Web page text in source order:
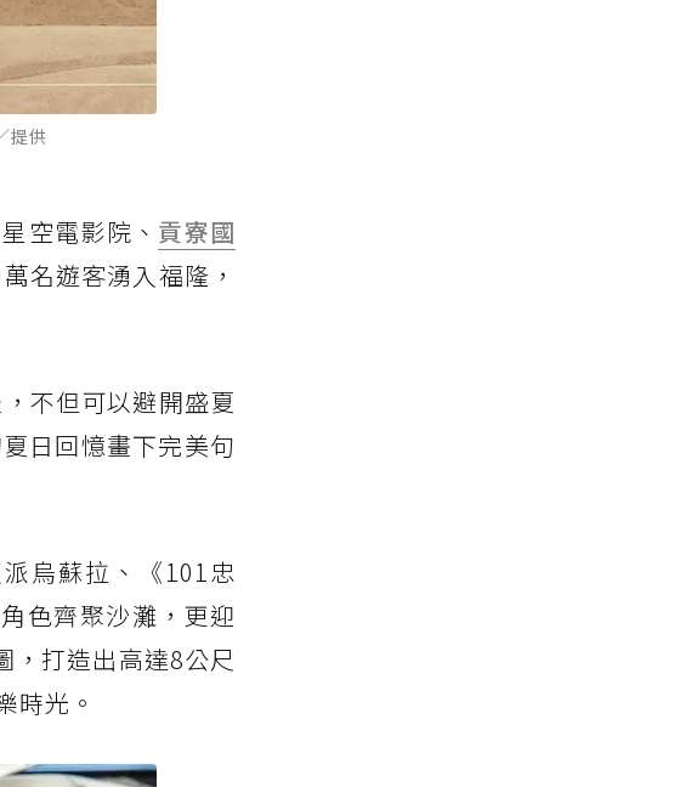
提供
空電影院、 貢寮國
名遊客湧入福隆，
不但可以避開盛夏
日回憶畫下完美句
烏蘇拉、《101忠
色齊聚沙灘，更迎
，打造出高達8公尺
時光。